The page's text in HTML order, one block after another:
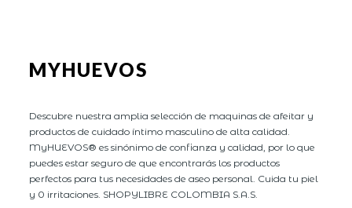
MYHUEVOS
Descubre nuestra amplia selección de maquinas de afeitar y
productos de cuidado íntimo masculino de alta calidad.
MyHUEVOS® es sinónimo de confianza y calidad, por lo que
puedes estar seguro de que encontrarás los productos
perfectos para tus necesidades de aseo personal. Cuida tu piel
y 0 irritaciones. SHOPYLIBRE COLOMBIA S.A.S.